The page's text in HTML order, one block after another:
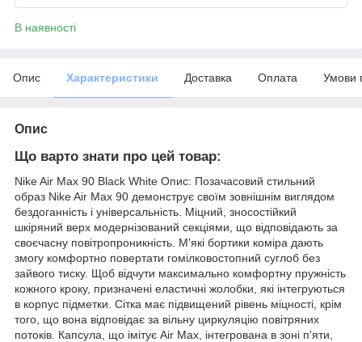
В наявності
Опис Характеристики Доставка Оплата Умови
Опис
Що варто знати про цей товар:
Nike Air Max 90 Black White Опис: Позачасовий стильний
образ Nike Air Max 90 демонструє своїм зовнішнім виглядом
бездоганність і універсальність. Міцний, зносостійкий
шкіряний верх модернізований секціями, що відповідають за
своєчасну повітропроникність. М'які бортики коміра дають
змогу комфортно повертати гомілковостопний суглоб без
зайвого тиску. Щоб відчути максимально комфортну пружність
кожного кроку, призначені еластичні жолобки, які інтегруються
в корпус підметки. Сітка має підвищений рівень міцності, крім
того, що вона відповідає за вільну циркуляцію повітряних
потоків. Капсула, що імітує Air Max, інтегрована в зоні п'яти,